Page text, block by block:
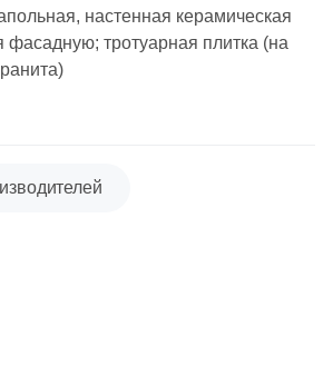
настенная керамическая
фасадную; тротуарная плитка (на